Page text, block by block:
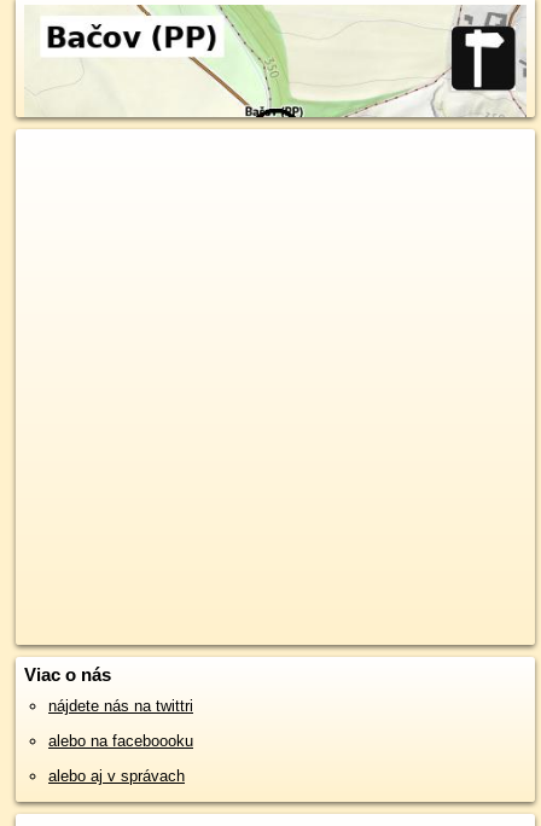
Viac o nás
nájdete nás na twittri
alebo na faceboooku
alebo aj v správach